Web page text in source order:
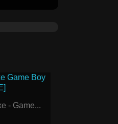
- Game...